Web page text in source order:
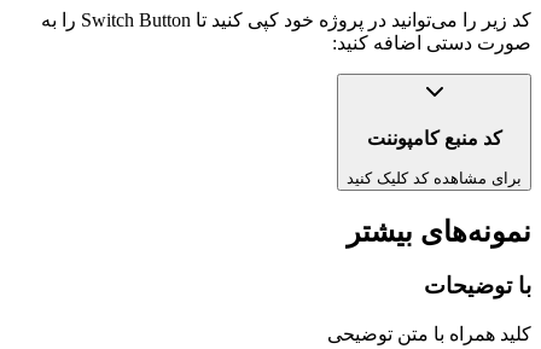
کد زیر را می‌توانید در پروژه خود کپی کنید تا Switch Button را به
صورت دستی اضافه کنید:
کد منبع کامپوننت
برای مشاهده کد کلیک کنید
نمونه‌های بیشتر
با توضیحات
کلید همراه با متن توضیحی